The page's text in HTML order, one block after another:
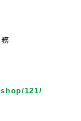
121/